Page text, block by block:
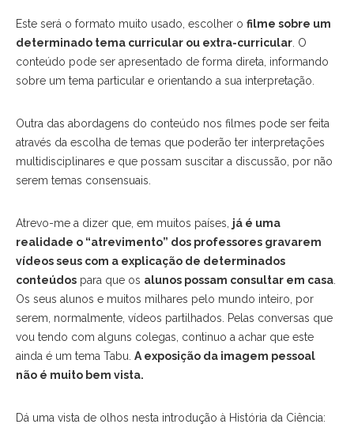
Este será o formato muito usado, escolher o filme sobre um
determinado tema curricular ou extra-curricular . O
conteúdo pode ser apresentado de forma direta, informando
sobre um tema particular e orientando a sua interpretação.
Outra das abordagens do conteúdo nos filmes pode ser feita
através da escolha de temas que poderão ter interpretações
multidisciplinares e que possam suscitar a discussão, por não
serem temas consensuais.
Atrevo-me a dizer que, em muitos países, já é uma
realidade o “atrevimento” dos professores gravarem
vídeos seus com a explicação de determinados
conteúdos para que os alunos possam consultar em casa
Os seus alunos e muitos milhares pelo mundo inteiro, por
serem, normalmente, vídeos partilhados. Pelas conversas que
vou tendo com alguns colegas, continuo a achar que este
ainda é um tema Tabu. A exposição da imagem pessoal
não é muito bem vista.
Dá uma vista de olhos nesta introdução à História da Ciência: